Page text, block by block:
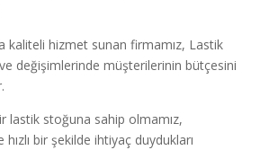
kaliteli hizmet sunan firmamız, Lastik
ve değişimlerinde müşterilerinin bütçesini
lastik stoğuna sahip olmamız,
bir şekilde ihtiyaç duydukları